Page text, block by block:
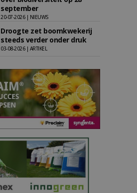
september
20-07-2026 | NIEUWS
Droogte zet boomkwekerij
steeds verder onder druk
03-08-2026 | ARTIKEL